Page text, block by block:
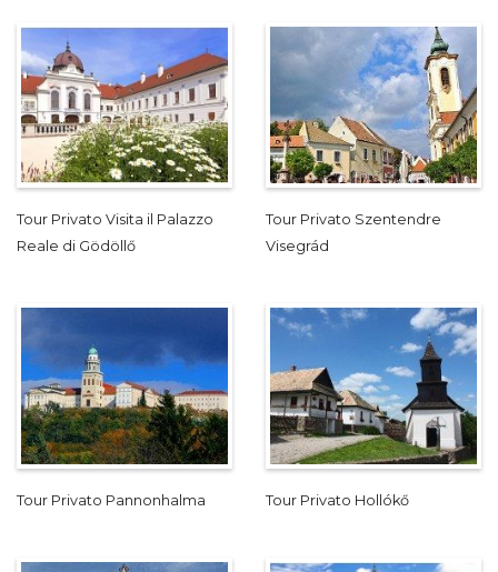
Tour Privato Visita il Palazzo
Reale di Gödöllő
Tour Privato Szentendre
Visegrád
Tour Privato Pannonhalma Tour Privato Hollókő